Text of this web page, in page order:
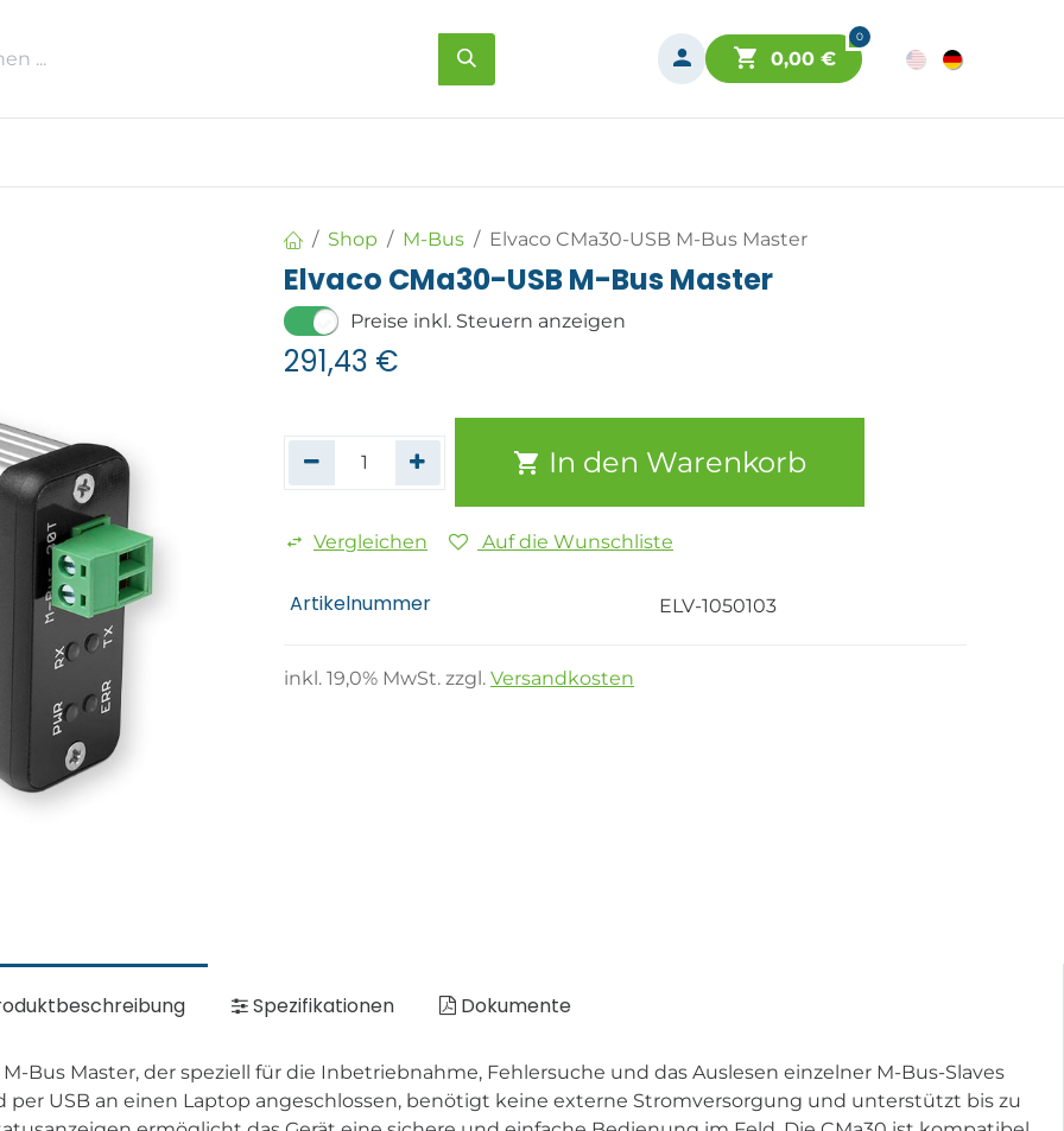
0
0,00€
Shop M-Bus Elvaco CMa30-USB M-Bus Master
Elvaco CMa30-USB M-Bus Master
Preise inkl. Steuern anzeigen
291,43 €
In den Warenkorb
Vergleichen Auf die Wunschliste
Artikelnummer ELV-1050103
inkl. 19,0% MwSt. zzgl. Versandkosten
Spezifikationen Dokumente
Bus Master, der speziell für die Inbetriebnahme, Fehlersuche und das Auslesen einzelner M-Bus-Slaves
USB an einen Laptop angeschlossen, benötigt keine externe Stromversorgung und unterstützt bis zu